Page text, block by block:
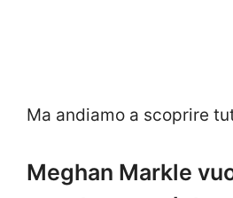
Ma andiamo a scoprire
Meghan Markle